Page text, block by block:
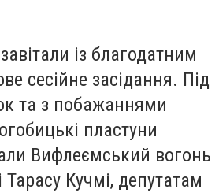
із благодатним
сесійне засідання. Під
та з побажаннями
пластуни
Вифлеємський вогонь
Тарасу Кучмі, депутатам